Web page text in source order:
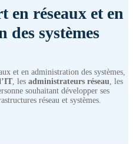
en réseaux et en
systèmes
et en administration des systèmes,
, les administrateurs réseau , les
souhaitant développer ses
réseau et systèmes.